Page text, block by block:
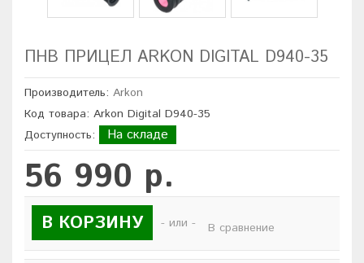
ПНВ ПРИЦЕЛ ARKON DIGITAL D940-35
Производитель: Arkon
Код товара: Arkon Digital D940-35
Доступность:
На складе
56 990 р.
В КОРЗИНУ - или - В сравнение